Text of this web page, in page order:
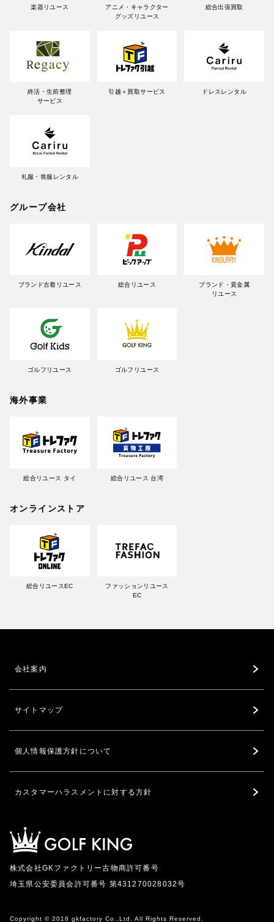
楽器リユース
アニメ・キャラクター
グッズリユース
総合出張買取
終活・生前整理
サービス
引越＋買取サービス ドレスレンタル
礼服・喪服レンタル
グループ会社
ブランド古着リユース 総合リユース
ブランド・貴金属
リユース
ゴルフリユース ゴルフリユース
海外事業
総合リユース タイ 総合リユース 台湾
オンラインストア
総合リユースEC
ファッションリユース
EC
会社案内
サイトマップ
個人情報保護方針について
カスタマーハラスメントに対する方針
株式会社GKファクトリー古物商許可番号
埼玉県公安委員会許可番号 第431270028032号
Copyright © 2018 gkfactory Co.,Ltd. All Rights Reserved.